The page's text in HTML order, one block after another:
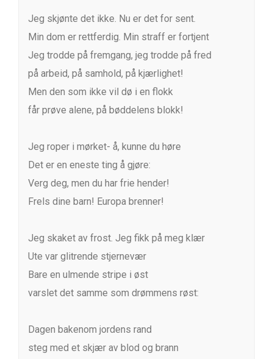
Jeg skjønte det ikke. Nu er det for sent.
Min dom er rettferdig. Min straff er fortjent
Jeg trodde på fremgang, jeg trodde på fred
på arbeid, på samhold, på kjærlighet!
Men den som ikke vil dø i en flokk
får prøve alene, på bøddelens blokk!
Jeg roper i mørket- å, kunne du høre
Det er en eneste ting å gjøre:
Verg deg, men du har frie hender!
Frels dine barn! Europa brenner!
Jeg skaket av frost. Jeg fikk på meg klær
Ute var glitrende stjernevær
Bare en ulmende stripe i øst
varslet det samme som drømmens røst:
Dagen bakenom jordens rand
steg med et skjær av blod og brann